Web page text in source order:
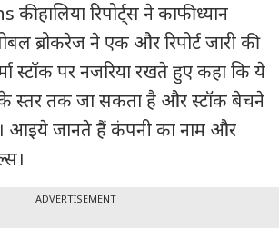
हालिया रिपोर्ट्स ने काफी ध्यान
ब्रोकरेज ने एक और रिपोर्ट जारी की
स्टॉक पर नजरिया रखते हुए कहा कि ये
स्तर तक जा सकता है और स्टॉक बेचने
आइये जानते हैं कंपनी का नाम और
ADVERTISEMENT